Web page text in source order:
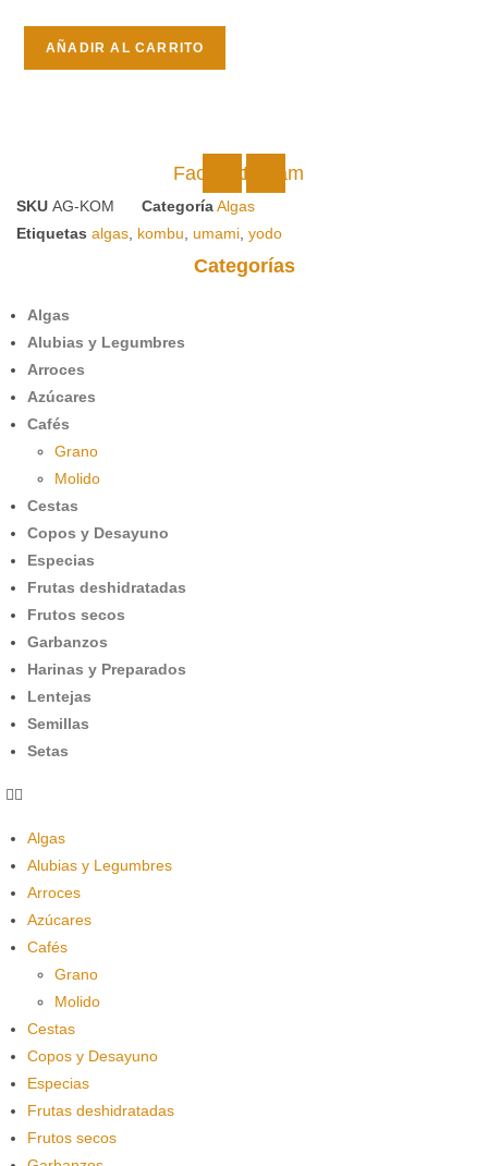
AÑADIR AL CARRITO
FacebookInstagram
SKU AG-KOM CategoríaAlgas
Etiquetas algas kombu umami yodo
Categorías
Algas
Alubias y Legumbres
Arroces
Azúcares
Cafés
Grano
Molido
Cestas
Copos y Desayuno
Especias
Frutas deshidratadas
Frutos secos
Garbanzos
Harinas y Preparados
Lentejas
Semillas
Setas
Algas
Alubias y Legumbres
Arroces
Azúcares
Cafés
Grano
Molido
Cestas
Copos y Desayuno
Especias
Frutas deshidratadas
Frutos secos